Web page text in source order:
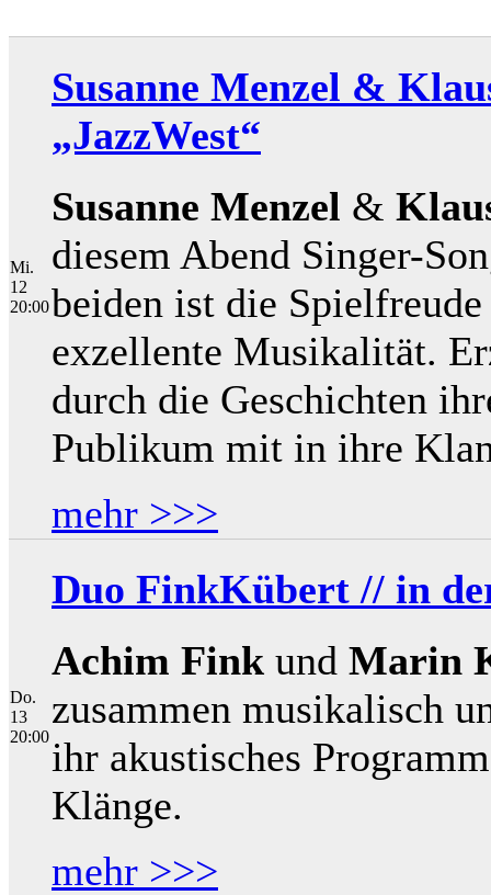
Mi.
12
20:00
Susanne Menzel &
„JazzWest“
Susanne Menzel &
diesem Abend Singer-
beiden ist die
exzellente Musikalität.
durch die Geschichten
Publikum mit in ihre
mehr >>>
Do.
13
20:00
Duo FinkKübert // in
Achim Fink und Marin
zusammen musikalisch
ihr akustisches
Klänge.
mehr >>>